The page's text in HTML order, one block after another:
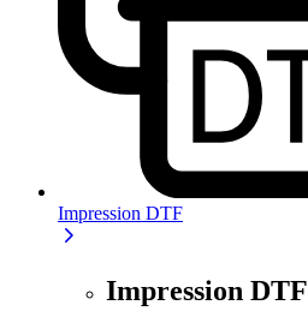
Impression DTF
Impression DTF